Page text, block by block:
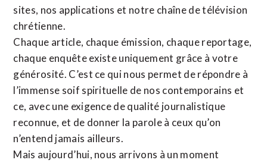
sites, nos applications et notre chaîne de télévision
chrétienne.
Chaque article, chaque émission, chaque reportage,
chaque enquête existe uniquement grâce à votre
générosité. C’est ce qui nous permet de répondre à
l’immense soif spirituelle de nos contemporains et
ce, avec une exigence de qualité journalistique
reconnue, et de donner la parole à ceux qu’on
n’entend jamais ailleurs.
Mais aujourd’hui, nous arrivons à un moment